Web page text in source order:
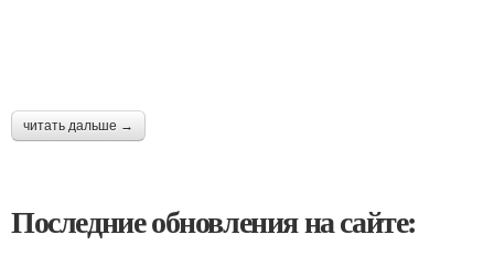
читать дальше →
Последние обновления на сайте: